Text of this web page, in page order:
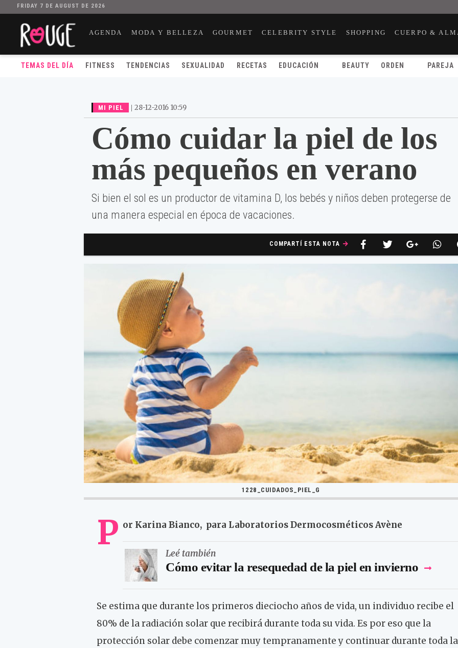
FRIDAY 7 DE AUGUST DE 2026
AGENDA MODA Y BELLEZA GOURMET CELEBRITY STYLE SHOPPING CUERPO &
TEMAS DEL DÍA FITNESS TENDENCIAS SEXUALIDAD RECETAS EDUCACIÓN BEAUTY ORDEN PAREJA
MI PIEL | 28-12-2016 10:59
Cómo cuidar la piel de los
más pequeños en verano
Si bien el sol es un productor de vitamina D, los bebés y niños deben protegerse de
una manera especial en época de vacaciones.
COMPARTÍ ESTA NOTA
1228_CUIDADOS_PIEL_G
P or Karina Bianco, para Laboratorios Dermocosméticos Avène
Leé también
Cómo evitar la resequedad de la piel en invierno
Se estima que durante los primeros dieciocho años de vida, un individuo recibe el
80% de la radiación solar que recibirá durante toda su vida. Es por eso que la
protección solar debe comenzar muy tempranamente y continuar durante toda la